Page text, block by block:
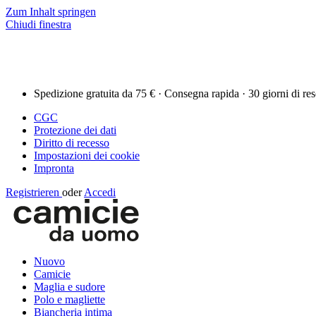
Zum Inhalt springen
Chiudi finestra
Spedizione gratuita da 75 € · Consegna rapida · 30 giorni di
CGC
Protezione dei dati
Diritto di recesso
Impostazioni dei cookie
Impronta
Registrieren oder Accedi
Nuovo
Camicie
Maglia e sudore
Polo e magliette
Biancheria intima